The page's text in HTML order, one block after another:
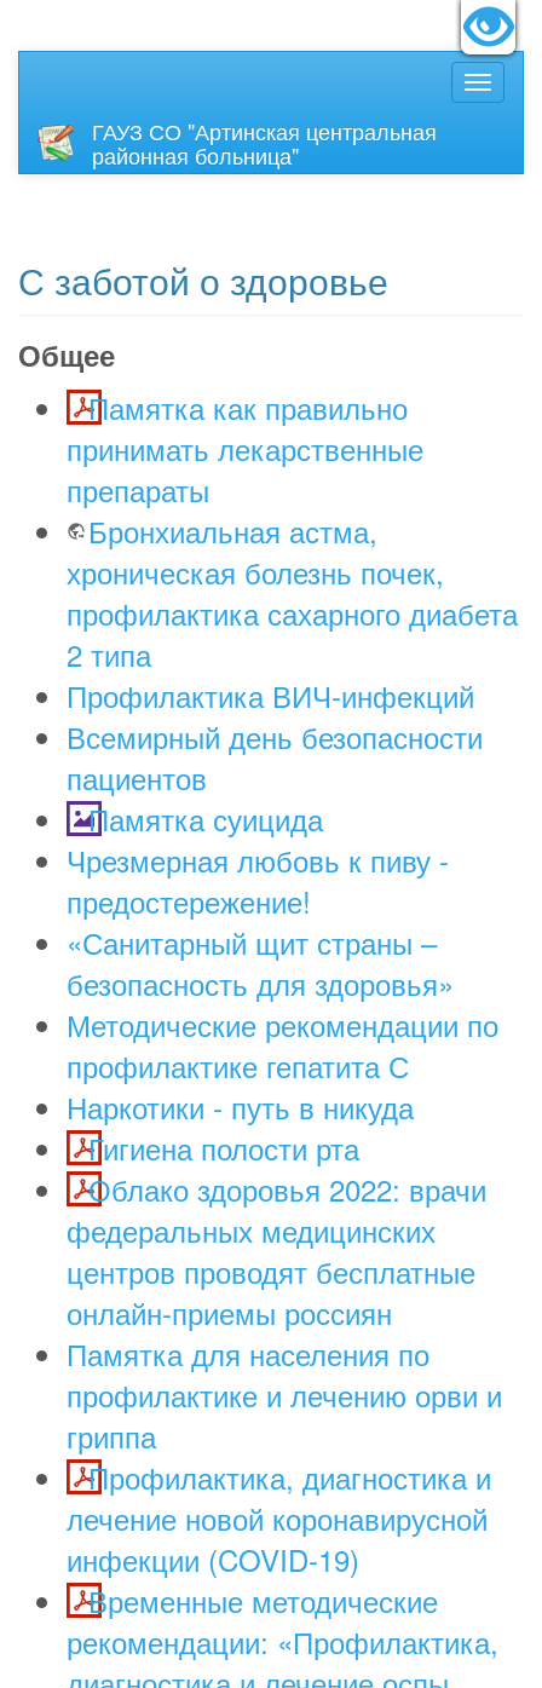
ГАУЗ СО "Артинская центральная
районная больница"
С заботой о здоровье
Общее
Памятка как правильно
принимать лекарственные
препараты
Бронхиальная астма,
хроническая болезнь почек,
профилактика сахарного диабета
2 типа
Профилактика ВИЧ-инфекций
Всемирный день безопасности
пациентов
Памятка суицида
Чрезмерная любовь к пиву -
предостережение!
«Санитарный щит страны –
безопасность для здоровья»
Методические рекомендации по
профилактике гепатита С
Наркотики - путь в никуда
Гигиена полости рта
Облако здоровья 2022: врачи
федеральных медицинских
центров проводят бесплатные
онлайн-приемы россиян
Памятка для населения по
профилактике и лечению орви и
гриппа
Профилактика, диагностика и
лечение новой коронавирусной
инфекции (COVID-19)
Временные методические
рекомендации: «Профилактика,